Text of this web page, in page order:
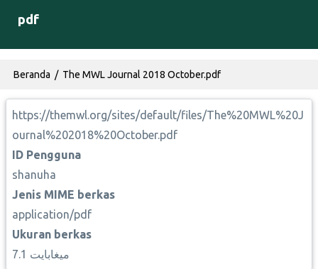
pdf
Breadcrumb
Beranda The MWL Journal 2018 October.pdf
https://themwl.org/sites/default/files/The%20MWL%20J
ournal%202018%20October.pdf
ID Pengguna
shanuha
Jenis MIME berkas
application/pdf
Ukuran berkas
7.1 ميغابايت